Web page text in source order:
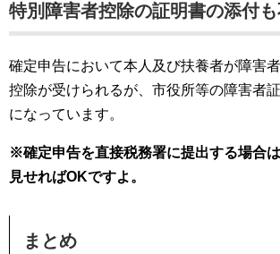
特別障害者控除の証明書の添付
確定申告において本人及び扶養者が障害
控除が受けられるが、市役所等の障害者
になっています。
※確定申告を直接税務署に提出する場合
見せればOKですよ。
まとめ